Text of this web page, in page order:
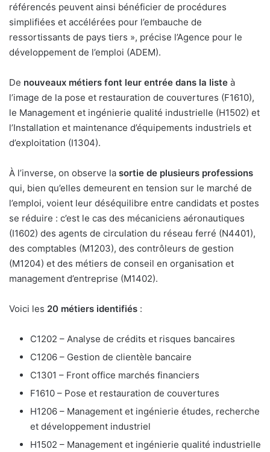
référencés peuvent ainsi bénéficier de procédures
simplifiées et accélérées pour l’embauche de
ressortissants de pays tiers », précise l’Agence pour le
développement de l’emploi (ADEM).
De nouveaux métiers font leur entrée dans la liste à
l’image de la pose et restauration de couvertures (F1610),
le Management et ingénierie qualité industrielle (H1502) et
l’Installation et maintenance d’équipements industriels et
d’exploitation (I1304).
À l’inverse, on observe la sortie de plusieurs professions
qui, bien qu’elles demeurent en tension sur le marché de
l’emploi, voient leur déséquilibre entre candidats et postes
se réduire : c’est le cas des mécaniciens aéronautiques
(I1602) des agents de circulation du réseau ferré (N4401),
des comptables (M1203), des contrôleurs de gestion
(M1204) et des métiers de conseil en organisation et
management d’entreprise (M1402).
Voici les 20 métiers identifiés :
C1202 – Analyse de crédits et risques bancaires
C1206 – Gestion de clientèle bancaire
C1301 – Front office marchés financiers
F1610 – Pose et restauration de couvertures
H1206 – Management et ingénierie études, recherche
et développement industriel
H1502 – Management et ingénierie qualité industrielle